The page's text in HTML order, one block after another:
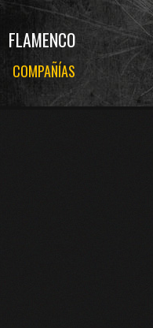
FLAMENCO
COMPAÑÍAS